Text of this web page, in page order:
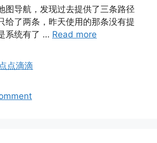
图导航，发现过去提供了三条路径
给了两条，昨天使用的那条没有提
系统有了 … Read more
点点滴滴